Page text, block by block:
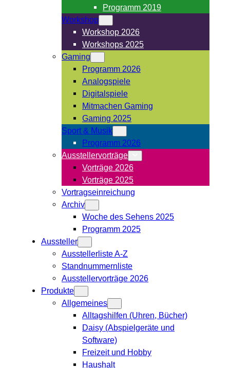
Programm 2019
Workshop
Workshop 2026
Workshops 2025
Gaming
Programm 2026
Analogspiele
Digitalspiele
Mitmachen Gaming
Gaming 2025
Sport & Musik
Programm 2026
Ausstellervorträge
Vorträge 2026
Vorträge 2025
Vortragseinreichung
Archiv
Woche des Sehens 2025
Programm 2025
Aussteller
Ausstellerliste A-Z
Standnummernliste
Ausstellervorträge 2026
Produkte
Allgemeines
Alltagshilfen (Uhren, Bücher)
Daisy (Abspielgeräte und
Software)
Freizeit und Hobby
Haushalt